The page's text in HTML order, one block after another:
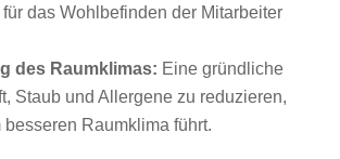
das Wohlbefinden der Mitarbeiter
des Raumklimas: Eine gründliche
Staub und Allergene zu reduzieren,
Raumklima führt.